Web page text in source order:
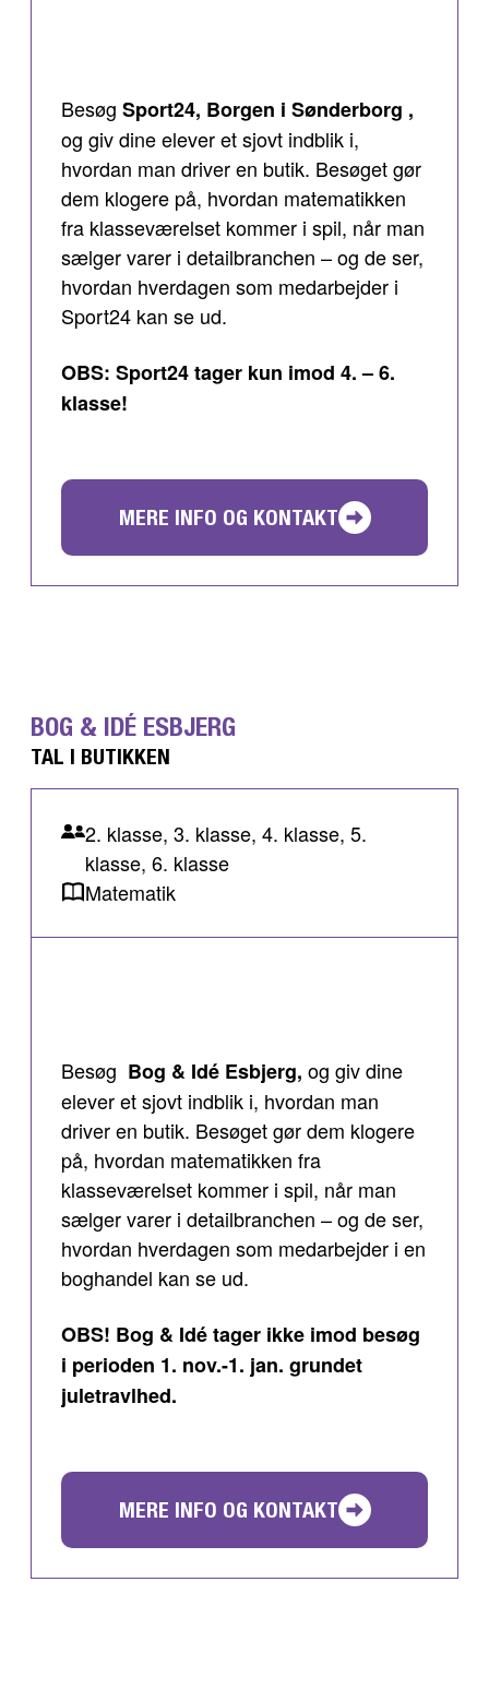
Besøg Sport24, Borgen i Sønderborg ,
og giv dine elever et sjovt indblik i,
hvordan man driver en butik. Besøget gør
dem klogere på, hvordan matematikken
fra klasseværelset kommer i spil, når man
sælger varer i detailbranchen – og de ser,
hvordan hverdagen som medarbejder i
Sport24 kan se ud.
OBS: Sport24 tager kun imod 4. – 6.
klasse!
MERE INFO OG KONTAKT
BOG & IDÉ ESBJERG
TAL I BUTIKKEN
2. klasse, 3. klasse, 4. klasse, 5.
klasse, 6. klasse
Matematik
Besøg Bog & Idé Esbjerg, og giv dine
elever et sjovt indblik i, hvordan man
driver en butik. Besøget gør dem klogere
på, hvordan matematikken fra
klasseværelset kommer i spil, når man
sælger varer i detailbranchen – og de ser,
hvordan hverdagen som medarbejder i en
boghandel kan se ud.
OBS! Bog & Idé tager ikke imod besøg
i perioden 1. nov.-1. jan. grundet
juletravlhed.
MERE INFO OG KONTAKT